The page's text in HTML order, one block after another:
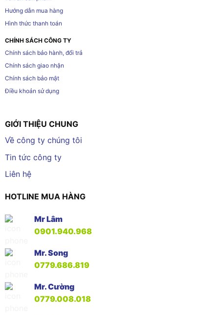
Hướng dẫn mua hàng
Hình thức thanh toán
CHÍNH SÁCH CÔNG TY
Chính sách bảo hành, đổi trả
Chính sách giao nhận
Chính sách bảo mật
Điều khoản sử dụng
GIỚI THIỆU CHUNG
Về công ty chúng tôi
Tin tức công ty
Liên hệ
HOTLINE MUA HÀNG
Mr Lâm
0901.940.968
Mr. Song
0779.686.819
Mr. Cường
0779.008.018